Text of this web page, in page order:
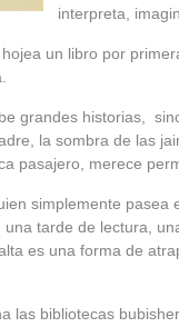
interpreta,
un libro por
grandes historias,
la sombra de las
pasajero, merece
simplemente
tarde de lectura,
es una forma de
las bibliotecas